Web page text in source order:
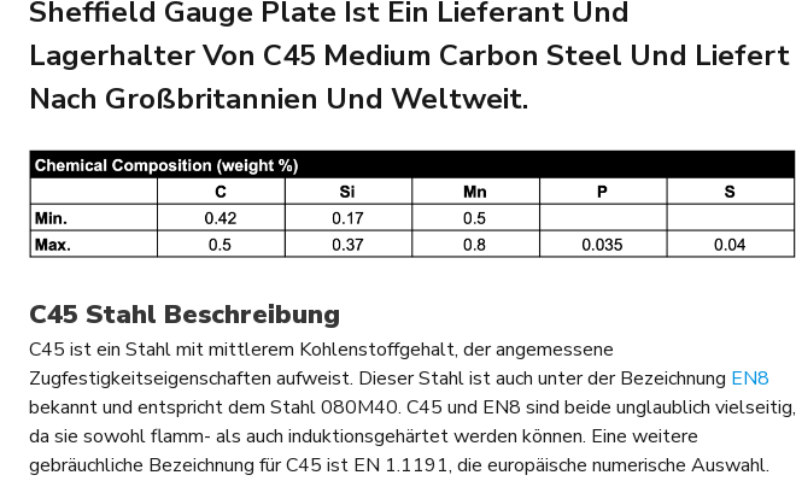
Sheffield Gauge Plate Ist Ein Lieferant Und
Lagerhalter Von C45 Medium Carbon Steel Und Liefert
Nach Großbritannien Und Weltweit.
C45 Stahl Beschreibung
C45 ist ein Stahl mit mittlerem Kohlenstoffgehalt, der angemessene
Zugfestigkeitseigenschaften aufweist. Dieser Stahl ist auch unter der Bezeichnung EN8
bekannt und entspricht dem Stahl 080M40. C45 und EN8 sind beide unglaublich vielseitig,
da sie sowohl flamm- als auch induktionsgehärtet werden können. Eine weitere
gebräuchliche Bezeichnung für C45 ist EN 1.1191, die europäische numerische Auswahl.